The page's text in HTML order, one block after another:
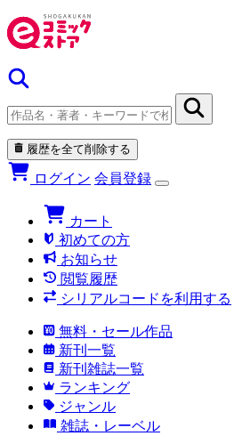
履歴を全て削除する
ログイン 会員登録
カート
初めての方
お知らせ
閲覧履歴
シリアルコードを利用する
無料・セール作品
新刊一覧
新刊雑誌一覧
ランキング
ジャンル
雑誌・レーベル